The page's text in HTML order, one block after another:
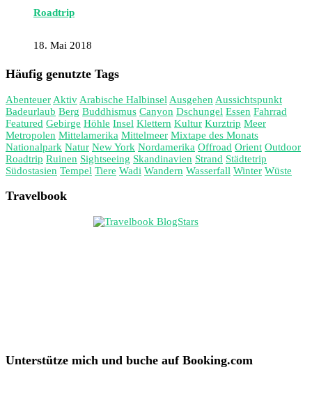
Roadtrip
18. Mai 2018
Häufig genutzte Tags
Abenteuer Aktiv Arabische Halbinsel Ausgehen Aussichtspunkt
Badeurlaub Berg Buddhismus Canyon Dschungel Essen Fahrrad
Featured Gebirge Höhle Insel Klettern Kultur Kurztrip Meer
Metropolen Mittelamerika Mittelmeer Mixtape des Monats
Nationalpark Natur New York Nordamerika Offroad Orient Outdoor
Roadtrip Ruinen Sightseeing Skandinavien Strand Städtetrip
Südostasien Tempel Tiere Wadi Wandern Wasserfall Winter Wüste
Travelbook
Unterstütze mich und buche auf Booking.com